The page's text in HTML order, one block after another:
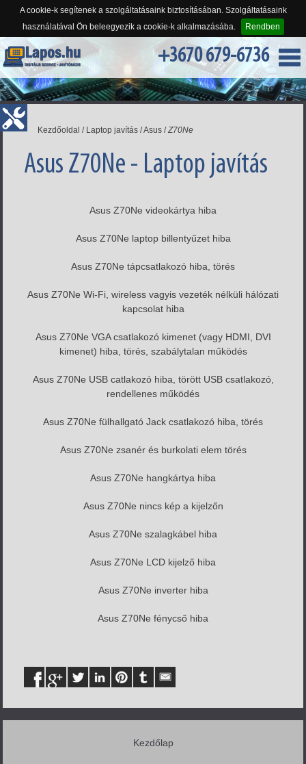
A cookie-k segítenek a szolgáltatásaink biztosításában. Szolgáltatásaink
használatával Ön beleegyezik a cookie-k alkalmazásába.
Rendben
+3670 679-6736
Kezdőoldal / Laptop javítás /Asus /Z70Ne
Asus Z70Ne - Laptop javítás
Asus Z70Ne videokártya hiba
Asus Z70Ne laptop billentyűzet hiba
Asus Z70Ne tápcsatlakozó hiba, törés
Asus Z70Ne Wi-Fi, wireless vagyis vezeték nélküli hálózati
kapcsolat hiba
Asus Z70Ne VGA csatlakozó kimenet (vagy HDMI, DVI
kimenet) hiba, törés, szabálytalan működés
Asus Z70Ne USB catlakozó hiba, törött USB csatlakozó,
rendellenes működés
Asus Z70Ne fülhallgató Jack csatlakozó hiba, törés
Asus Z70Ne zsanér és burkolati elem törés
Asus Z70Ne hangkártya hiba
Asus Z70Ne nincs kép a kijelzőn
Asus Z70Ne szalagkábel hiba
Asus Z70Ne LCD kijelző hiba
Asus Z70Ne inverter hiba
Asus Z70Ne fénycső hiba
Kezdőlap